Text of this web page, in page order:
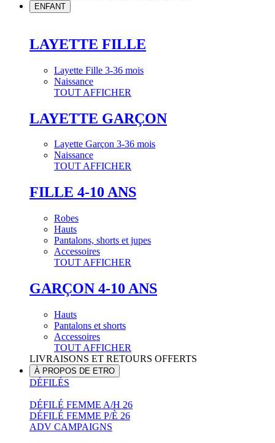
ENFANT
LAYETTE FILLE
Layette Fille 3-36 mois
Naissance
TOUT AFFICHER
LAYETTE GARÇON
Layette Garçon 3-36 mois
Naissance
TOUT AFFICHER
FILLE 4-10 ANS
Robes
Hauts
Pantalons, shorts et jupes
Accessoires
TOUT AFFICHER
GARÇON 4-10 ANS
Hauts
Pantalons et shorts
Accessoires
TOUT AFFICHER
LIVRAISONS ET RETOURS OFFERTS
À PROPOS DE ETRO
DÉFILÉS
DÉFILÉ FEMME A/H 26
DÉFILÉ FEMME P/È 26
ADV CAMPAIGNS